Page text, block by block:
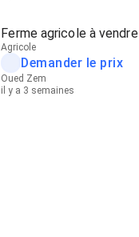
Ferme agricole à vendre
Agricole
Demander le prix
Oued Zem
il y a 3 semaines